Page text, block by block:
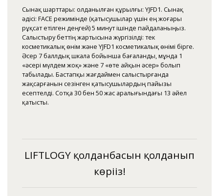
Сынақ шарттары: Қолданылған құрылғы: YJFD1. Сынақ
әдісі: FACE режимінде (қатысушылар үшін ең жоғары
рұқсат етілген деңгей) 5 минут ішінде пайдаланыңыз.
Салыстыру беттің жартысына жүргізілді: тек
косметикалық өнім және YJFD1 косметикалық өнімі бірге.
Әсер 7 баллдық шкала бойынша бағаланды, мұнда 1
«әсері мүлдем жоқ» және 7 «өте айқын әсер» болып
табылады. Бастапқы жағдаймен салыстырғанда
жақсарғанын сезінген қатысушылардың пайызы
есептелді. Сотқа 30 бен 50 жас аралығындағы 13 әйел
қатысты.
LIFTLOGY қолданбасын қолданып
көріңіз!